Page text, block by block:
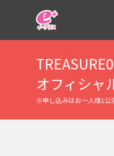
オフィシャ
※申し込みはお一人様1公